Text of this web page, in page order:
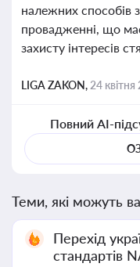
належних способів
провадженні, що
захисту інтересів
LIGA ZAKON, 24
Повний AI-
Теми, які можуть
Перехід
стандартів